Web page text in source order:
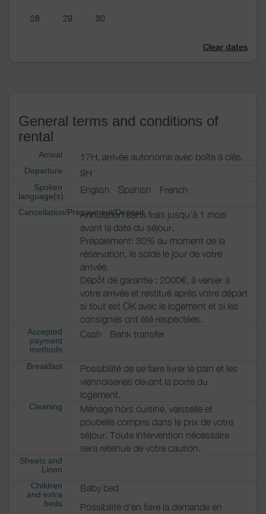
28 29 30
Clear dates
General terms and conditions of
rental
Arrival 17H, arrivée autonome avec boîte à clés.
Departure 9H
Spoken
language(s)
English Spanish French
Cancellation/Prepayment/DepositAnnulation sans frais jusqu'à 1 mois
avant la date du séjour.
Prépaiement: 30% au moment de la
réservation, le solde le jour de votre
arrivée.
Dépôt de garantie : 2000€, à verser à
votre arrivée et restitué après votre départ
si tout est OK avec le logement et si les
consignes ont été respectées.
Accepted
payment
methods
Cash Bank transfer
Breakfast
Possibilité de se faire livrer le pain et les
viennoiseries devant la porte du
logement.
Cleaning
Ménage hors cuisine, vaisselle et
poubelle compris dans le prix de votre
séjour. Toute intervention nécessaire
sera retenue de votre caution.
Sheets and
Linen
Children
and extra
beds
Baby bed
Possibilité d'en faire la demande en